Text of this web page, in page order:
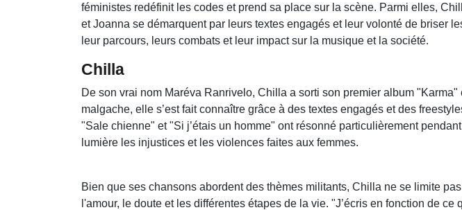
féministes redéfinit les codes et prend sa place sur la scène. Parmi elles,
et Joanna se démarquent par leurs textes engagés et leur volonté de briser
leur parcours, leurs combats et leur impact sur la musique et la société.
Chilla
De son vrai nom Maréva Ranrivelo, Chilla a sorti son premier album "Karma"
malgache, elle s’est fait connaître grâce à des textes engagés et des
"Sale chienne" et "Si j’étais un homme" ont résonné particulièrement
lumière les injustices et les violences faites aux femmes.
Bien que ses chansons abordent des thèmes militants, Chilla ne se limite
l'amour, le doute et les différentes étapes de la vie. "J’écris en fonction de ce